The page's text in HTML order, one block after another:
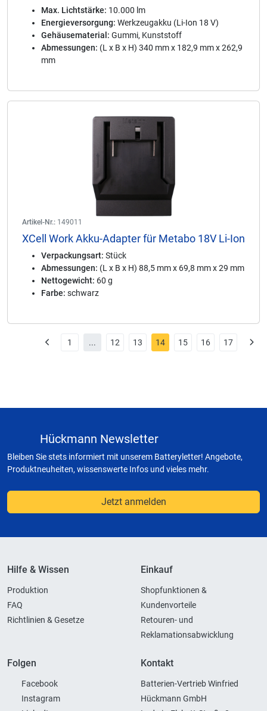
Max. Lichtstärke: 10.000 lm
Energieversorgung: Werkzeugakku (Li-Ion 18 V)
Gehäusematerial: Gummi, Kunststoff
Abmessungen: (L x B x H) 340 mm x 182,9 mm x 262,9
mm
Artikel-Nr.: 149011
XCell Work Akku-Adapter für Metabo 18V Li-Ion
Verpackungsart: Stück
Abmessungen: (L x B x H) 88,5 mm x 69,8 mm x 29 mm
Nettogewicht: 60 g
Farbe: schwarz
1 ... 12 13 14 15 16 17
Hückmann Newsletter
Bleiben Sie stets informiert mit unserem Batteryletter! Angebote,
Produktneuheiten, wissenswerte Infos und vieles mehr.
Jetzt anmelden
Hilfe & Wissen
Produktion
FAQ
Richtlinien & Gesetze
Einkauf
Shopfunktionen &
Kundenvorteile
Retouren- und
Reklamationsabwicklung
Folgen
Facebook
Instagram
Kontakt
Batterien-Vertrieb Winfried
Hückmann GmbH